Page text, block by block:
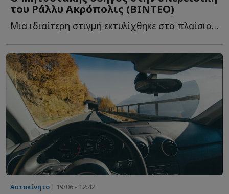
του Ράλλυ Ακρόπολις (ΒΙΝΤΕΟ)
Μια ιδιαίτερη στιγμή εκτυλίχθηκε στο πλαίσιο του ΕΚΟ Ρ...
Αυτοκίνητο | 19/06 - 12:42